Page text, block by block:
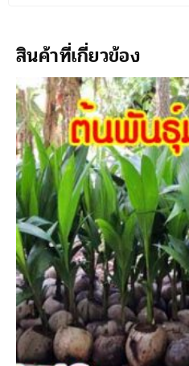
สินค้าที่เกี่ยวข้อง